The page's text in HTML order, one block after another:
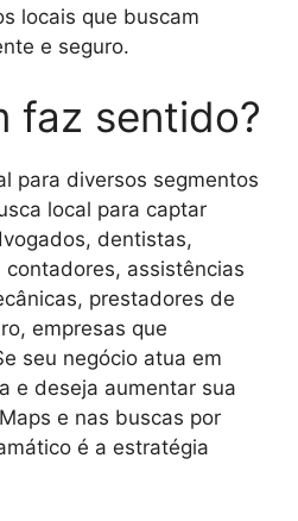
locais que buscam
e seguro.
faz sentido?
para diversos segmentos
local para captar
dentistas,
assistências
prestadores de
empresas que
seu negócio atua em
e deseja aumentar sua
e nas buscas por
é a estratégia